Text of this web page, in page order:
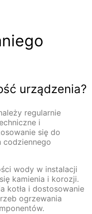
urządzenia?
regularnie
i
się do
codziennego
wody w instalacji
kamienia i korozji.
kotła i dostosowanie
ogrzewania